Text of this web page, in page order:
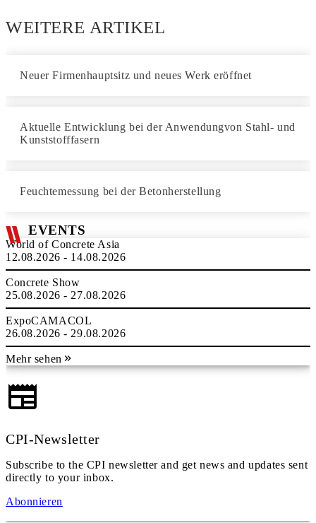
WEITERE ARTIKEL
Neuer Firmenhauptsitz und neues Werk eröffnet
Aktuelle Entwicklung bei der Anwendungvon Stahl- und
Kunststofffasern
Feuchtemessung bei der Betonherstellung
EVENTS
World of Concrete Asia
12.08.2026 - 14.08.2026
Concrete Show
25.08.2026 - 27.08.2026
ExpoCAMACOL
26.08.2026 - 29.08.2026
Mehr sehen
CPI-Newsletter
Subscribe to the CPI newsletter and get news and updates sent
directly to your inbox.
Abonnieren